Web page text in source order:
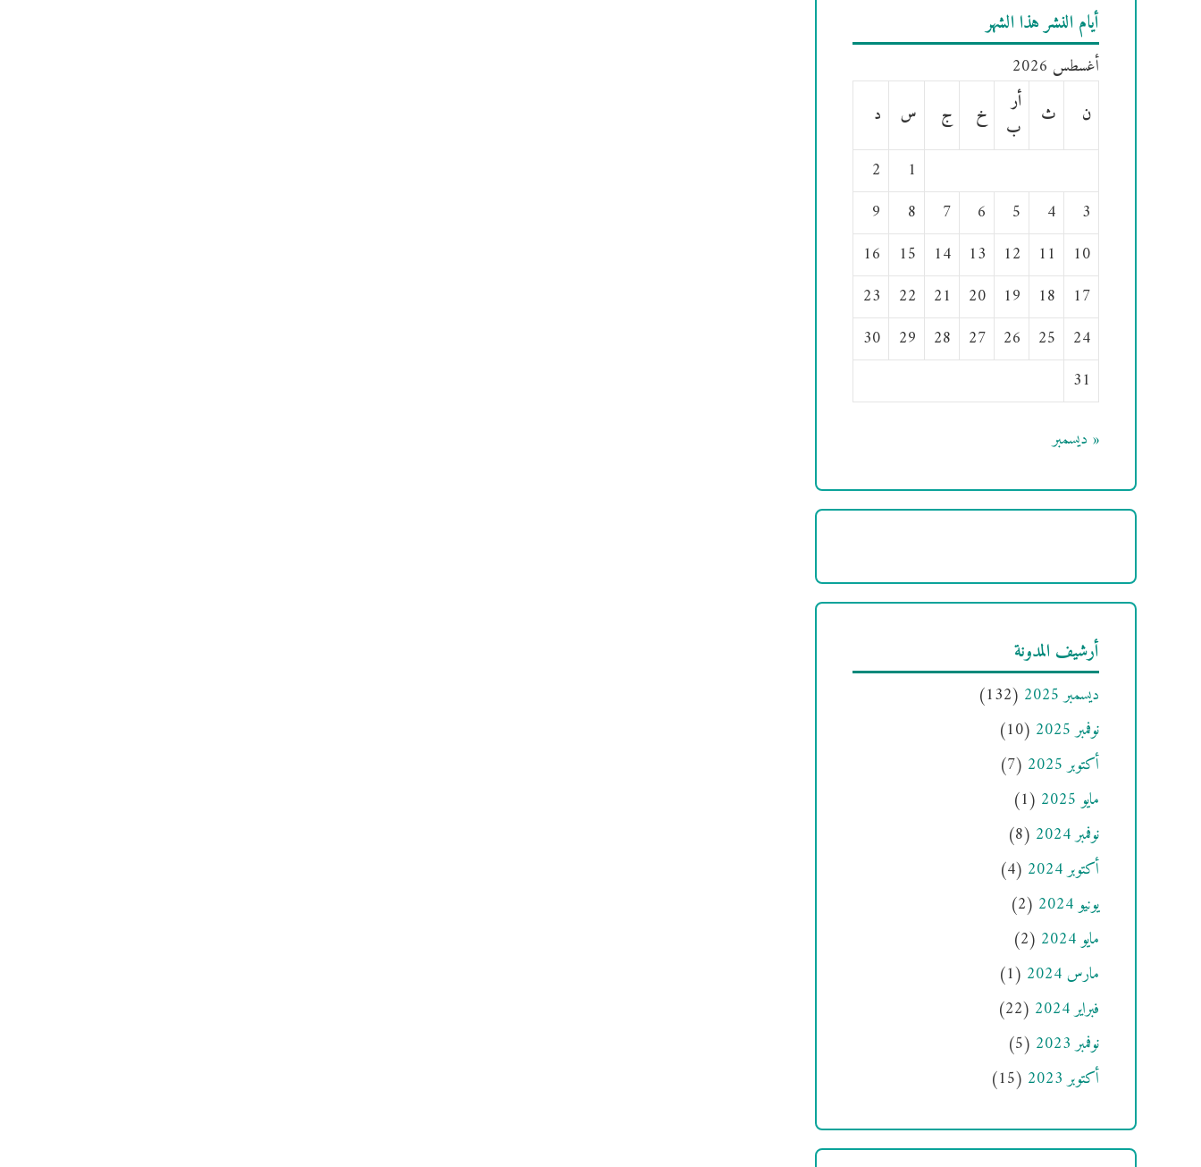
أيام النشر هذا الشهر
أغسطس 2026
ن
ث
أر
ب
خ ج س
د
1
2
3
4
5
6
7
8
9
10
11
12
13
14
15
16
17
18
19
20
21
22
23
24
25
26
27
28
29
30
31
« ديسمبر
أرشيف المدونة
ديسمبر 2025
(132)
نوفمبر 2025
(10)
أكتوبر 2025
(7)
مايو 2025
(1)
نوفمبر 2024
(8)
أكتوبر 2024
(4)
يونيو 2024
(2)
مايو 2024
(2)
مارس 2024
(1)
فبراير 2024
(22)
نوفمبر 2023
(5)
أكتوبر 2023
(15)